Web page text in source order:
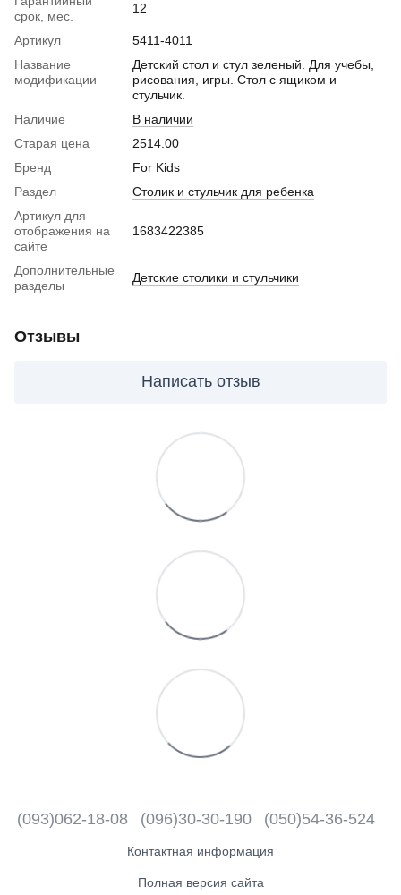
срок, мес.
12
Артикул
5411-4011
Название
модификации
Детский стол и стул зеленый. Для учебы,
рисования, игры. Стол с ящиком и
стульчик.
Наличие
В наличии
Старая цена
2514.00
Бренд
For Kids
Раздел
Столик и стульчик для ребенка
Артикул для
отображения на
сайте
1683422385
Дополнительные
разделы
Детские столики и стульчики
Отзывы
Написать отзыв
(093)062-18-08 (096)30-30-190 (050)54-36-524
Контактная информация
Полная версия сайта